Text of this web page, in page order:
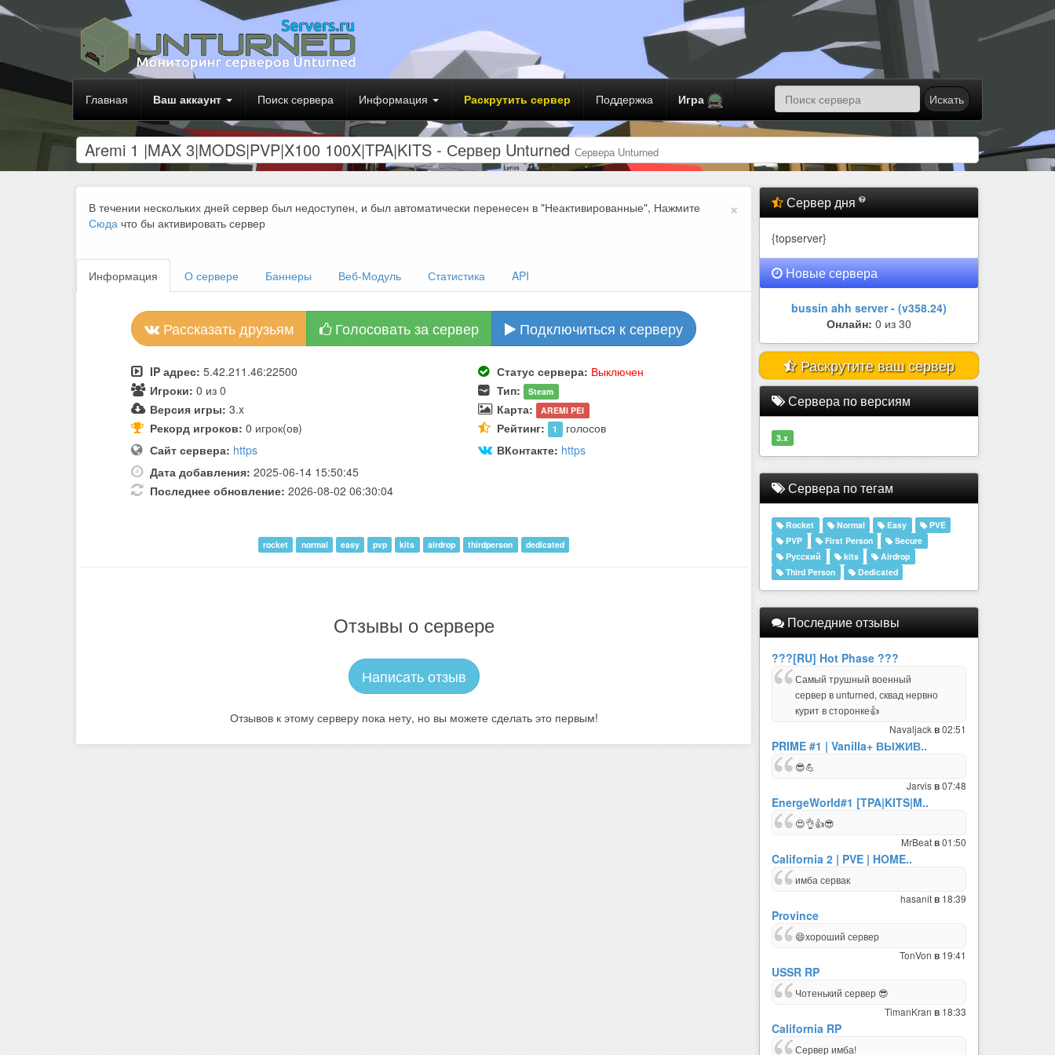
Главная Ваш аккаунт Поиск сервера Информация Раскрутить сервер Поддержка Игра Искать
Aremi 1 |MAX 3|MODS|PVP|X100 100X|TPA|KITS - Сервер Unturned Сервера Unturned
×
В течении нескольких дней сервер был недоступен, и был автоматически перенесен в "Неактивированные", Нажмите
Сюда что бы активировать сервер
Информация О сервере Баннеры Веб-Модуль Статистика API
Рассказать друзьям Голосовать за сервер Подключиться к серверу
IP адрес: 5.42.211.46:22500 Статус сервера: Выключен
Игроки: 0 из 0 Тип: Steam
Версия игры: 3.x Карта: AREMI PEI
Рекорд игроков: 0 игрок(ов) Рейтинг: 1 голосов
Сайт сервера: https ВКонтакте: https
Дата добавления: 2025-06-14 15:50:45
Последнее обновление: 2026-08-02 06:30:04
rocket normal easy pvp kits airdrop thirdperson dedicated
Отзывы о сервере
Написать отзыв
Отзывов к этому серверу пока нету, но вы можете сделать это первым!
Сервер дня
{topserver}
Новые сервера
bussin ahh server - (v358.24)
Онлайн: 0 из 30
Раскрутите ваш сервер
Сервера по версиям
3.x
Сервера по тегам
Rocket Normal Easy
PVE
PVP
First Person
Secure
Русский
kits
Airdrop
Third Person
Dedicated
Последние отзывы
???[RU] Hot Phase ???
Самый трушный военный
сервер в unturned, сквад нервно
курит в сторонке👍
Navaljackв02:51
PRIME #1 | Vanilla+ ВЫЖИВ..
😎💪
Jarvisв07:48
EnergeWorld#1 [TPA|KITS|M..
😍👌👍😎
MrBeatв01:50
California 2 | PVE | HOME..
имба сервак
hasanitв 18:39
Province
😄хороший сервер
TonVon в 19:41
USSR RP
Чотенький сервер 😎
TimanKran в 18:33
California RP
Сервер имба!